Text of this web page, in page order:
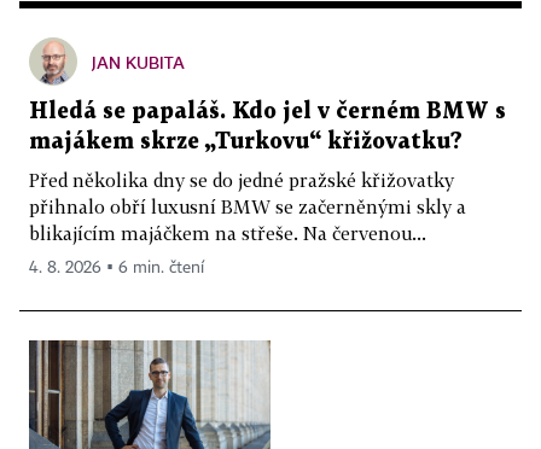
JAN KUBITA
Hledá se papaláš. Kdo jel v černém BMW s
majákem skrze „Turkovu“ křižovatku?
Před několika dny se do jedné pražské křižovatky
přihnalo obří luxusní BMW se začerněnými skly a
blikajícím majáčkem na střeše. Na červenou...
4. 8. 2026 ▪ 6 min. čtení